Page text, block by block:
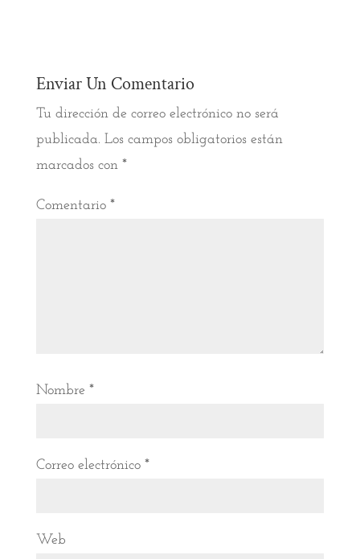
Enviar Un Comentario
Tu dirección de correo electrónico no será
publicada. Los campos obligatorios están
marcados con *
Comentario *
Nombre *
Correo electrónico *
Web